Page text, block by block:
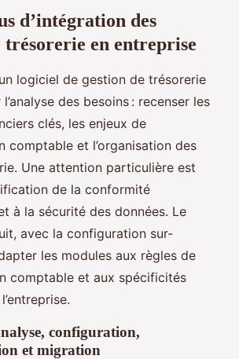
d’intégration des
trésorerie en entreprise
logiciel de gestion de trésorerie
des besoins : recenser les
clés, les enjeux de
comptable et l’organisation des
Une attention particulière est
de la conformité
à la sécurité des données. Le
avec la configuration sur-
les modules aux règles de
comptable et aux spécificités
configuration,
et migration